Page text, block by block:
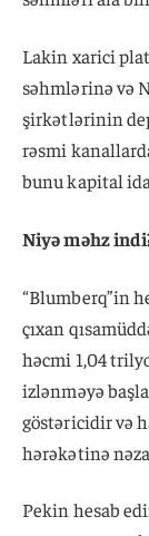
Lakin xarici
səhmlərinə və
şirkətlərinin
rəsmi
bunu kapital
Niyə məhz
“Blumberq”in
çıxan
həcmi 1,04
izlənməyə
göstəricidir və
hərəkətinə
Pekin hesab